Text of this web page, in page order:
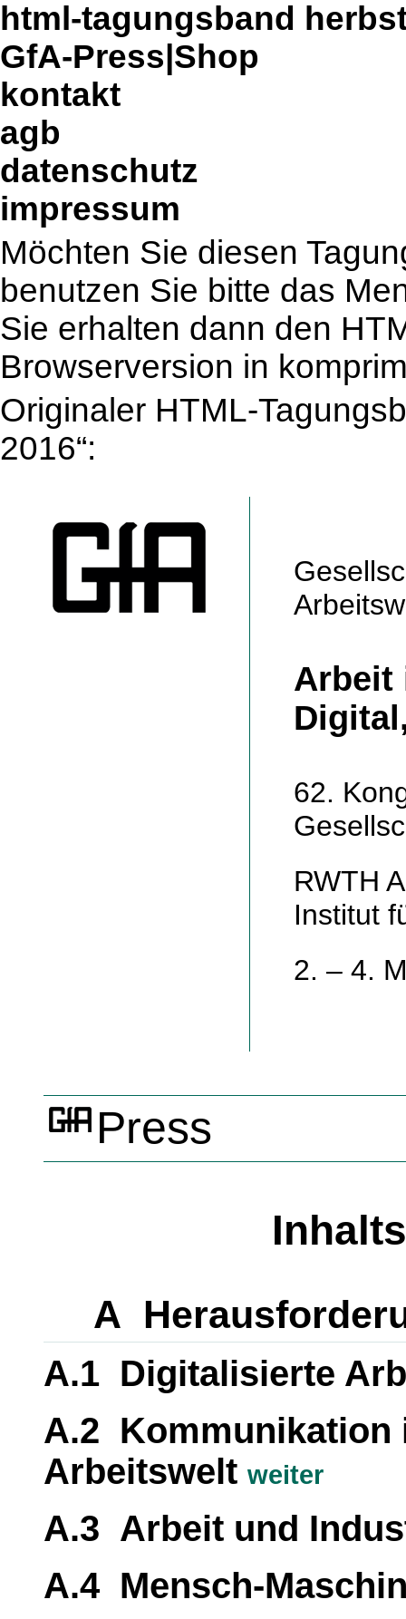
html-tagungsband
GfA-Press|Shop
kontakt
agb
datenschutz
impressum
Möchten Sie diesen
benutzen Sie bitte das
Sie erhalten dann den
Browserversion in
Originaler HTML-
2016“:
Arbeit
62.
RWTH
Institut
2. – 4.
Press
A
A.1 Digitalisierte
A.2 Kommunikation
Arbeitswelt weiter
A.3 Arbeit und
A.4 Mensch-